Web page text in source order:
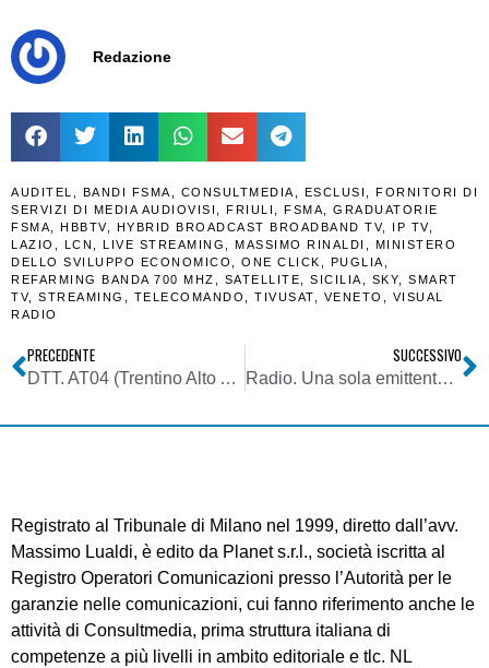
Redazione
AUDITEL BANDI FSMA CONSULTMEDIA ESCLUSI
FORNITORI DI
SERVIZI DI MEDIA AUDIOVISI
FRIULI FSMA
GRADUATORIE
FSMA
HBBTV, HYBRID BROADCAST BROADBAND TV, IP TV,
LAZIO
LCN LIVE STREAMING MASSIMO RINALDI
MINISTERO
DELLO SVILUPPO ECONOMICO
ONE CLICK PUGLIA
REFARMING BANDA 700 MHZ
SATELLITE SICILIA SKY
SMART
TV, STREAMING TELECOMANDO TIVUSAT VENETO
VISUAL
RADIO
PRECEDENTE
DTT. AT04 (Trentino Alto Adige): Mise pubblica versione aggiornata graduatoria FSMA AT04B (Prov. Aut. Bolzano)
SUCCESSIVO
Radio. Una sola emittente sotto un brand non basta più. E’ possibile realizzare radio verticali attraverso economie di scala? RCS le propone
Registrato al Tribunale di Milano nel 1999, diretto dall’avv.
Massimo Lualdi, è edito da Planet s.r.l., società iscritta al
Registro Operatori Comunicazioni presso l’Autorità per le
garanzie nelle comunicazioni, cui fanno riferimento anche le
attività di Consultmedia, prima struttura italiana di
competenze a più livelli in ambito editoriale e tlc. NL